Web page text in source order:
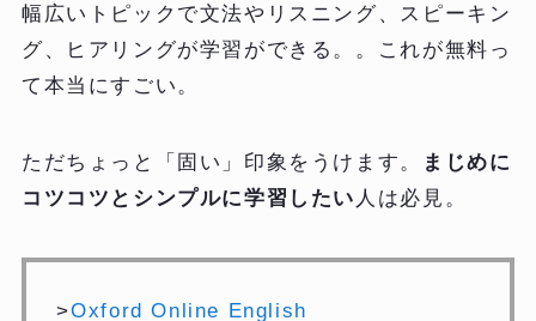
幅広いトピックで文法やリスニング、スピーキン
グ、ヒアリングが学習ができる。。これが無料っ
て本当にすごい。
ただちょっと「固い」印象をうけます。
まじめに
コツコツとシンプルに学習したい 人は必見。
>Oxford Online English